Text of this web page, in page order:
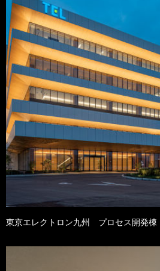
東京エレクトロン九州 プロセス開発棟